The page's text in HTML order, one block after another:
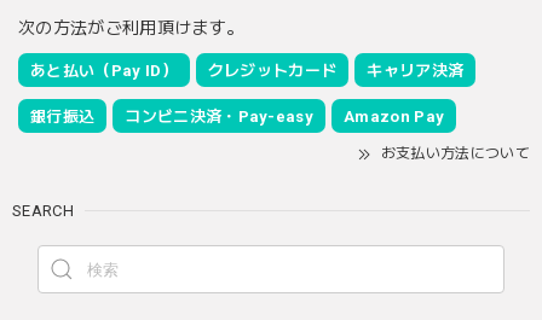
次の方法がご利用頂けます。
あと払い（Pay ID） クレジットカード キャリア決済
銀行振込 コンビニ決済・Pay-easy Amazon Pay
お支払い方法について
SEARCH